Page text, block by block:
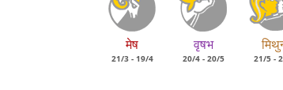
मेष
21/3 - 19/4
वृषभ
20/4 - 20/5 21/5 -